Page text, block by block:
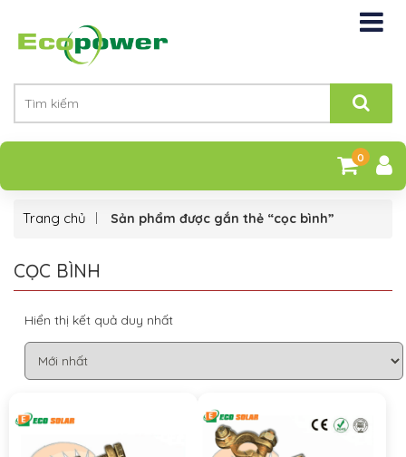
0
Trang chủ Sản phẩm được gắn thẻ “cọc bình”
CỌC BÌNH
Hiển thị kết quả duy nhất